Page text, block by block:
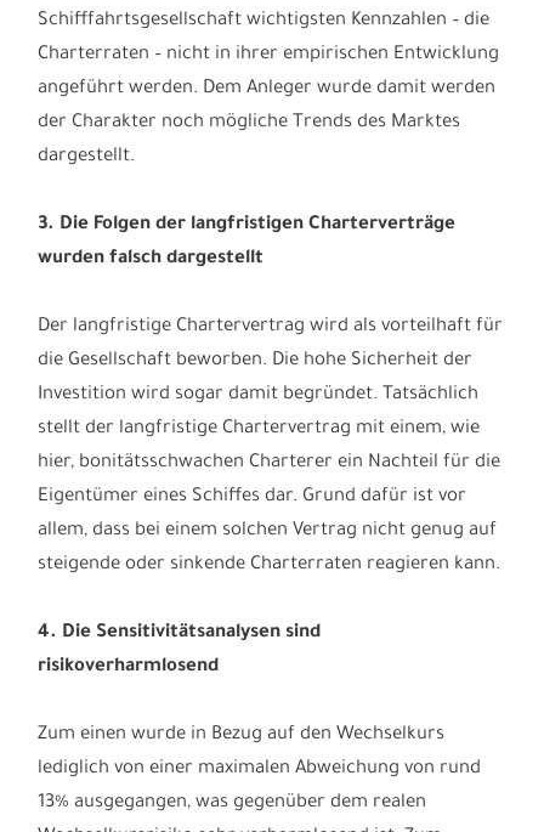
Schifffahrtsgesellschaft wichtigsten Kennzahlen – die
Charterraten – nicht in ihrer empirischen Entwicklung
angeführt werden. Dem Anleger wurde damit werden
der Charakter noch mögliche Trends des Marktes
dargestellt.
3. Die Folgen der langfristigen Charterverträge
wurden falsch dargestellt
Der langfristige Chartervertrag wird als vorteilhaft für
die Gesellschaft beworben. Die hohe Sicherheit der
Investition wird sogar damit begründet. Tatsächlich
stellt der langfristige Chartervertrag mit einem, wie
hier, bonitätsschwachen Charterer ein Nachteil für die
Eigentümer eines Schiffes dar. Grund dafür ist vor
allem, dass bei einem solchen Vertrag nicht genug auf
steigende oder sinkende Charterraten reagieren kann.
4. Die Sensitivitätsanalysen sind
risikoverharmlosend
Zum einen wurde in Bezug auf den Wechselkurs
lediglich von einer maximalen Abweichung von rund
13% ausgegangen, was gegenüber dem realen